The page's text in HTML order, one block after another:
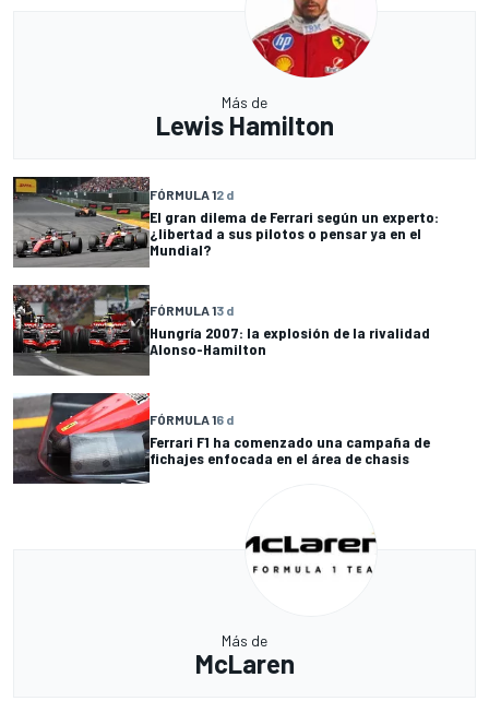
Más de
Lewis Hamilton
FÓRMULA 12 d
El gran dilema de Ferrari según un experto:
¿libertad a sus pilotos o pensar ya en el
Mundial?
FÓRMULA 13 d
Hungría 2007: la explosión de la rivalidad
Alonso-Hamilton
FÓRMULA 16 d
Ferrari F1 ha comenzado una campaña de
fichajes enfocada en el área de chasis
Más de
McLaren